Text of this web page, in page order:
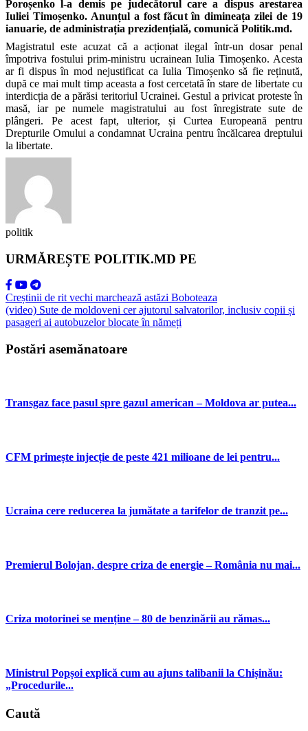
Poroșenko l-a demis pe judecătorul care a dispus arestarea
Iuliei Timoșenko. Anunțul a fost făcut în dimineața zilei de 19
ianuarie, de administrația prezidențială, comunică Politik.md.
Magistratul este acuzat că a acționat ilegal într-un dosar penal
împotriva fostului prim-ministru ucrainean Iulia Timoșenko. Acesta
ar fi dispus în mod nejustificat ca Iulia Timoșenko să fie reținută,
după ce mai mult timp aceasta a fost cercetată în stare de libertate cu
interdicția de a părăsi teritoriul Ucrainei. Gestul a privicat proteste în
masă, iar pe numele magistratului au fost înregistrate sute de
plângeri. Pe acest fapt, ulterior, și Curtea Europeană pentru
Drepturile Omului a condamnat Ucraina pentru încălcarea dreptului
la libertate.
politik
URMĂREȘTE POLITIK.MD PE
Creștinii de rit vechi marchează astăzi Boboteaza
(video) Sute de moldoveni cer ajutorul salvatorilor, inclusiv copii și
pasageri ai autobuzelor blocate în nămeți
Postări asemănatoare
Transgaz face pasul spre gazul american – Moldova ar putea...
CFM primește injecție de peste 421 milioane de lei pentru...
Ucraina cere reducerea la jumătate a tarifelor de tranzit pe...
Premierul Bolojan, despre criza de energie – România nu mai...
Criza motorinei se menține – 80 de benzinării au rămas...
Ministrul Popșoi explică cum au ajuns talibanii la Chișinău:
„Procedurile...
Caută